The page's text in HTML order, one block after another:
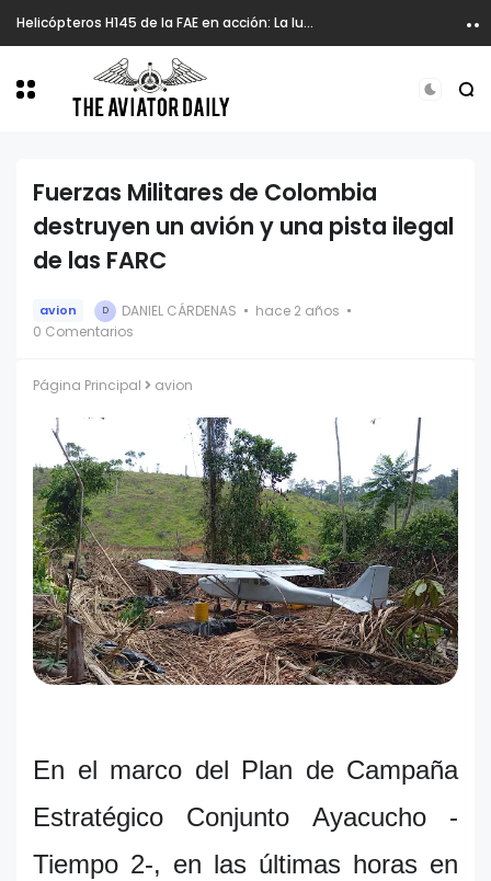
Helicópteros H145 de la FAE en acción: La lucha aérea contra incendios en Ecuador
Fuerzas Militares de Colombia
destruyen un avión y una pista ilegal
de las FARC
avion D DANIEL CÁRDENAS
hace 2 años
0 Comentarios
Página Principal avion
En el marco del Plan de Campaña
Estratégico Conjunto Ayacucho -
Tiempo 2-, en las últimas horas en